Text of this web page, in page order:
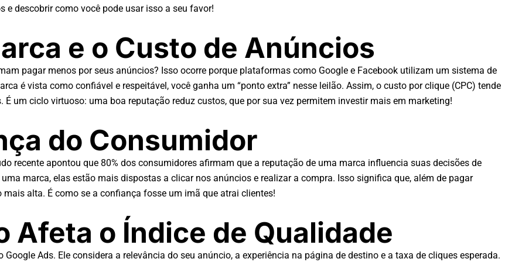
descobrir como você pode usar isso a seu favor!
e o Custo de Anúncios
pagar menos por seus anúncios? Isso ocorre porque plataformas como Google e Facebook utilizam um sistema de
é vista como confiável e respeitável, você ganha um “ponto extra” nesse leilão. Assim, o custo por clique (CPC) tende
um ciclo virtuoso: uma boa reputação reduz custos, que por sua vez permitem investir mais em marketing!
do Consumidor
recente apontou que 80% dos consumidores afirmam que a reputação de uma marca influencia suas decisões de
marca, elas estão mais dispostas a clicar nos anúncios e realizar a compra. Isso significa que, além de pagar
alta. É como se a confiança fosse um imã que atrai clientes!
Afeta o Índice de Qualidade
Ads. Ele considera a relevância do seu anúncio, a experiência na página de destino e a taxa de cliques esperada.